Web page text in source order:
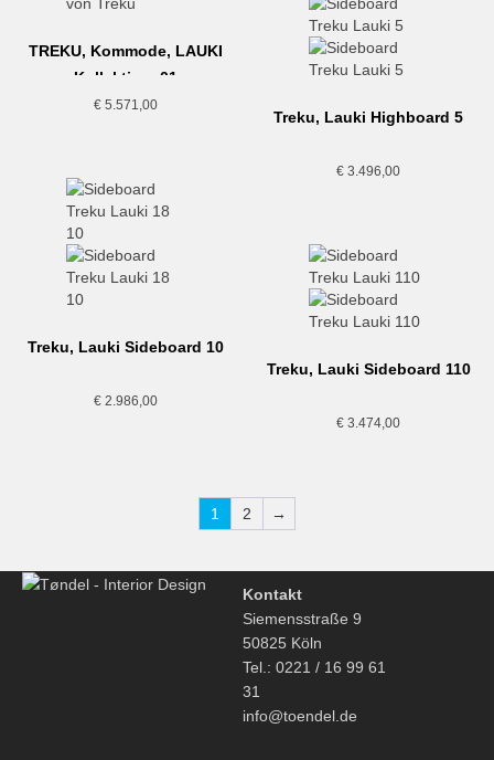
TREKU, Kommode, LAUKI
Kollektion, 01
€5.571,00
Treku, Lauki Highboard 5
€ 3.496,00
Treku, Lauki Sideboard 10
€2.986,00
Treku, Lauki Sideboard 110
€ 3.474,00
1 2 →
Kontakt
Siemensstraße 9
50825 Köln
Tel.: 0221 / 16 99 61
31
info@toendel.de